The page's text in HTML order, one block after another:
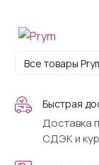
Все товары
Быстрая
Доставка
СДЭК и